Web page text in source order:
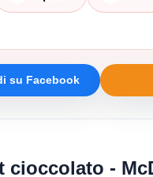
su Facebook
cioccolato -